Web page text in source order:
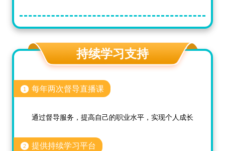
持续学习支持
1 每年两次督导直播课
通过督导服务，提高自己的职业水平，实现个人成长
2 提供持续学习平台